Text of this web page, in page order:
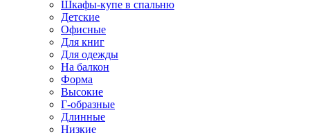
Шкафы-купе в спальню
Детские
Офисные
Для книг
Для одежды
На балкон
Форма
Высокие
Г-образные
Длинные
Низкие